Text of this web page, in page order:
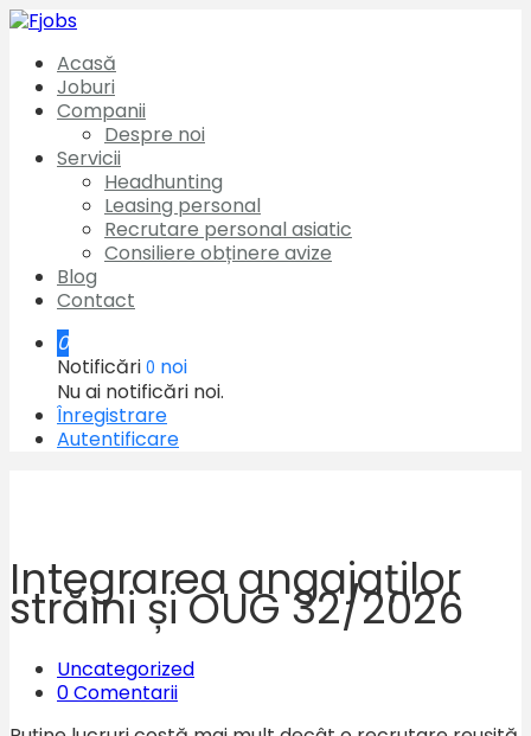
Acasă
Joburi
Companii
Despre noi
Servicii
Headhunting
Leasing personal
Recrutare personal asiatic
Consiliere obținere avize
Blog
Contact
0
Notificări 0 noi
Nu ai notificări noi.
Înregistrare
Autentificare
Integrarea angajaților
străini și OUG 32/2026
Uncategorized
0 Comentarii